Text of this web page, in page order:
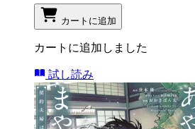
カートに追加
カートに追加しました
試し読み